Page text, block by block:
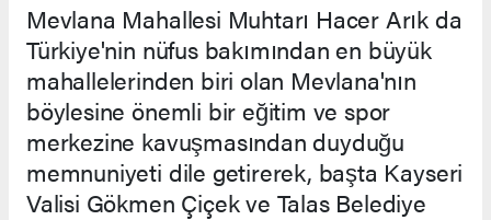
Mevlana Mahallesi Muhtarı Hacer Arık da
Türkiye'nin nüfus bakımından en büyük
mahallelerinden biri olan Mevlana'nın
böylesine önemli bir eğitim ve spor
merkezine kavuşmasından duyduğu
memnuniyeti dile getirerek, başta Kayseri
Valisi Gökmen Çiçek ve Talas Belediye